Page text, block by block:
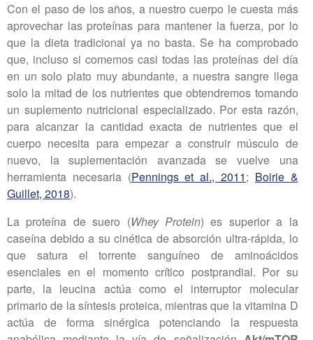
Con el paso de los años, a nuestro cuerpo le cuesta más
aprovechar las proteínas para mantener la fuerza, por lo
que la dieta tradicional ya no basta. Se ha comprobado
que, incluso si comemos casi todas las proteínas del día
en un solo plato muy abundante, a nuestra sangre llega
solo la mitad de los nutrientes que obtendremos tomando
un suplemento nutricional especializado. Por esta razón,
para alcanzar la cantidad exacta de nutrientes que el
cuerpo necesita para empezar a construir músculo de
nuevo, la suplementación avanzada se vuelve una
herramienta necesaria (Pennings et al., 2011; Boirie &
Guillet, 2018).
La proteína de suero (Whey Protein) es superior a la
caseína debido a su cinética de absorción ultra-rápida, lo
que satura el torrente sanguíneo de aminoácidos
esenciales en el momento crítico postprandial. Por su
parte, la leucina actúa como el interruptor molecular
primario de la síntesis proteica, mientras que la vitamina D
actúa de forma sinérgica potenciando la respuesta